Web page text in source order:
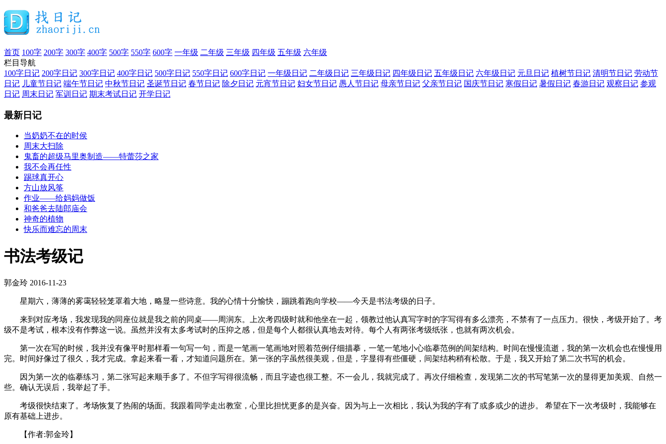
首页 100字 200字 300字 400字 500字 550字 600字 一年级 二年级 三年级 四年级 五年级 六年级
栏目导航
100字日记 200字日记 300字日记 400字日记 500字日记 550字日记 600字日记 一年级日记 二年级日记 三年级日记 四年级日记 五年级日记 六年级日记 元旦日记 植树节日记 清明节日记 劳动节
日记 儿童节日记 端午节日记 中秋节日记 圣诞节日记 春节日记 除夕日记 元宵节日记 妇女节日记 愚人节日记 母亲节日记 父亲节日记 国庆节日记 寒假日记 暑假日记 春游日记 观察日记 参观
日记 周末日记 军训日记 期末考试日记 开学日记
最新日记
当奶奶不在的时侯
周末大扫除
鬼畜的超级马里奥制造——特蕾莎之家
我不会再任性
踢球真开心
方山放风筝
作业——给妈妈做饭
和爸爸去陆郎庙会
神奇的植物
快乐而难忘的周末
书法考级记
郭金玲 2016-11-23
星期六，薄薄的雾霭轻轻笼罩着大地，略显一些诗意。我的心情十分愉快，蹦跳着跑向学校——今天是书法考级的日子。
来到对应考场，我发现我的同座位就是我之前的同桌——周润东。上次考四级时就和他坐在一起，领教过他认真写字时的字写得有多么漂亮，不禁有了一点压力。很快，考级开始了。考
级不是考试，根本没有作弊这一说。虽然并没有太多考试时的压抑之感，但是每个人都很认真地去对待。每个人有两张考级纸张，也就有两次机会。
第一次在写的时候，我并没有像平时那样看一句写一句，而是一笔画一笔画地对照着范例仔细描摹，一笔一笔地小心临摹范例的间架结构。时间在慢慢流逝，我的第一次机会也在慢慢用
完。时间好像过了很久，我才完成。拿起来看一看，才知道问题所在。第一张的字虽然很美观，但是，字显得有些僵硬，间架结构稍有松散。于是，我又开始了第二次书写的机会。
因为第一次的临摹练习，第二张写起来顺手多了。不但字写得很流畅，而且字迹也很工整。不一会儿，我就完成了。再次仔细检查，发现第二次的书写笔第一次的显得更加美观、自然一
些。确认无误后，我举起了手。
考级很快结束了。考场恢复了热闹的场面。我跟着同学走出教室，心里比担忧更多的是兴奋。因为与上一次相比，我认为我的字有了或多或少的进步。 希望在下一次考级时，我能够在
原有基础上进步。
【作者:郭金玲】